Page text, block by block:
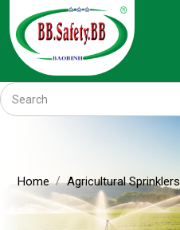
Home Agricultural Sprinklers